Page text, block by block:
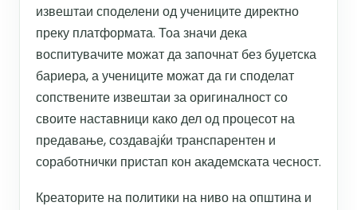
извештаи споделени од учениците директно
преку платформата. Тоа значи дека
воспитувачите можат да започнат без буџетска
бариера, а учениците можат да ги споделат
сопствените извештаи за оригиналност со
своите наставници како дел од процесот на
предавање, создавајќи транспарентен и
соработнички пристап кон академската чесност.
Креаторите на политики на ниво на општина и